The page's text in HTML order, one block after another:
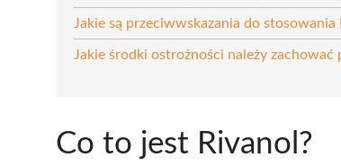
Jakie są przeciwwskazania do stosowania
Jakie środki ostrożności należy zachować
Co to jest Rivanol?